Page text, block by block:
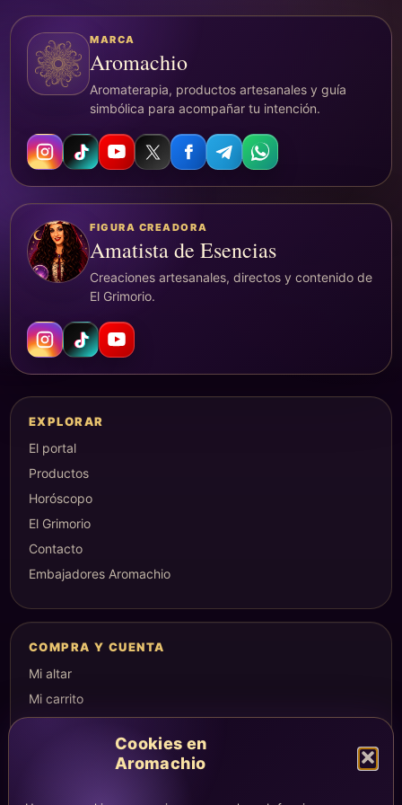
Cookies en
Aromachio
MARCA
Aromachio
Aromaterapia, productos artesanales y guía
simbólica para acompañar tu intención.
FIGURA CREADORA
Amatista de Esencias
Creaciones artesanales, directos y contenido de
El Grimorio.
EXPLORAR
El portal
Productos
Horóscopo
El Grimorio
Contacto
Embajadores Aromachio
COMPRA Y CUENTA
Mi altar
Mi carrito
Condiciones de compra
Envíos y devoluciones